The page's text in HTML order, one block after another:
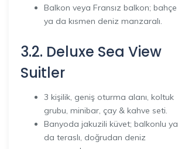
Balkon veya Fransız balkon; bahçe
ya da kısmen deniz manzaralı.
3.2. Deluxe Sea View
Suitler
3 kişilik, geniş oturma alanı, koltuk
grubu, minibar, çay & kahve seti.
Banyoda jakuzili küvet; balkonlu ya
da teraslı, doğrudan deniz